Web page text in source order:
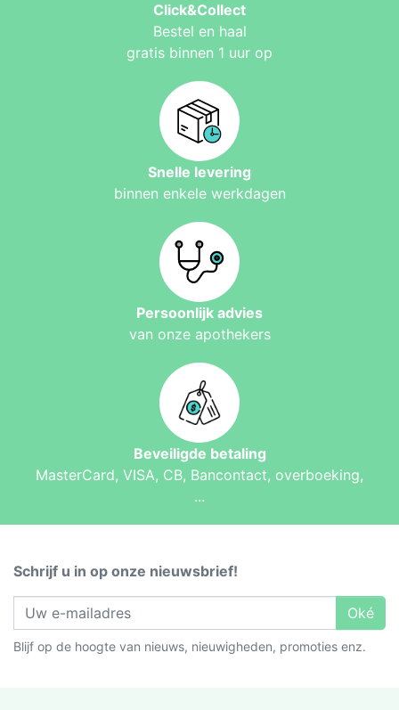
Click&Collect
Bestel en haal
gratis binnen 1 uur op
Snelle levering
binnen enkele werkdagen
Persoonlijk advies
van onze apothekers
Beveiligde betaling
MasterCard, VISA, CB, Bancontact, overboeking,
...
Schrijf u in op onze nieuwsbrief!
Oké
Blijf op de hoogte van nieuws, nieuwigheden, promoties enz.